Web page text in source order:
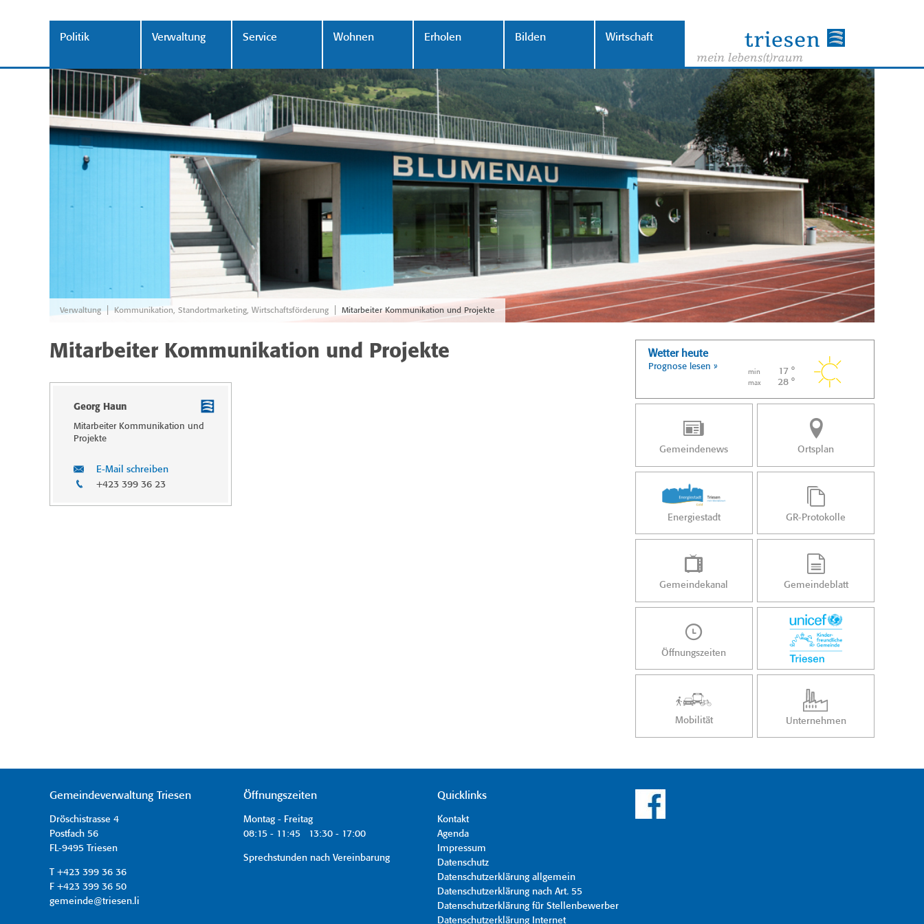
Politik Verwaltung Service Wohnen Erholen Bilden Wirtschaft
Verwaltung Kommunikation, Standortmarketing, Wirtschaftsförderung Mitarbeiter Kommunikation und Projekte
Mitarbeiter Kommunikation und Projekte
Georg Haun
Mitarbeiter Kommunika­tion und
Projekte
E-Mail schreiben
+423 399 36 23
Wetter heute
Prognose lesen »
min 17 °
max 28 °
Gemeindenews Ortsplan
Energiestadt GR-Protokolle
Gemeindekanal Gemeindeblatt
Öffnungszeiten
Mobilität Unternehmen
Gemeindeverwaltung Triesen
Dröschistrasse 4
Postfach 56
FL-9495 Triesen
T +423 399 36 36
F +423 399 36 50
gemeinde@triesen.li
Öffnungszeiten
Montag - Freitag
08:15 - 11:45 13:30 - 17:00
Sprechstunden nach Vereinbarung
Quicklinks
Kontakt
Agenda
Impressum
Datenschutz
Datenschutzerklärung allgemein
Datenschutzerklärung nach Art. 55
Datenschutzerklärung für Stellenbewerber
Datenschutzerklärung Internet